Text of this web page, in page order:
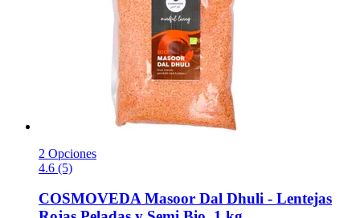
2 Opciones
4.6 (5)
COSMOVEDAMasoor Dal Dhuli -​ Lentejas